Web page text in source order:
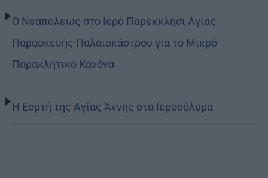
Ο Νεαπόλεως στο Ιερό Παρεκκλήσι Αγίας
Παρασκευής Παλαιοκάστρου για το Μικρό
Παρακλητικό Κανόνα
Η Εορτή της Αγίας Άννης στα Ιεροσόλυμα